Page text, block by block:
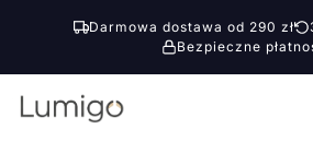
Darmowa dostawa od 290 zł
Bezpieczne
Przejdź
Przejdź